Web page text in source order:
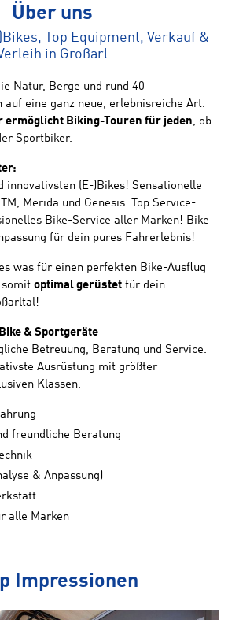
Über uns
Top Equipment, Verkauf &
in Großarl
Natur, Berge und rund 40
eine ganz neue, erlebnisreiche Art.
ermöglicht Biking-Touren für jeden, ob
Sportbiker.
innovativsten (E-)Bikes! Sensationelle
Merida und Genesis. Top Service-
Bike-Service aller Marken! Bike
für dein pures Fahrerlebnis!
was für einen perfekten Bike-Ausflug
somit optimal gerüstet für dein
& Sportgeräte
Betreuung, Beratung und Service.
Ausrüstung mit größter
Klassen.
freundliche Beratung
& Anpassung)
alle Marken
Impressionen